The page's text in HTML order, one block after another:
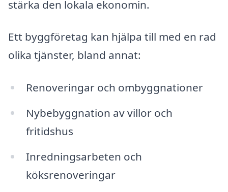
stärka den lokala ekonomin.
Ett byggföretag kan hjälpa till med en rad
olika tjänster, bland annat:
Renoveringar och ombyggnationer
Nybebyggnation av villor och
fritidshus
Inredningsarbeten och
köksrenoveringar